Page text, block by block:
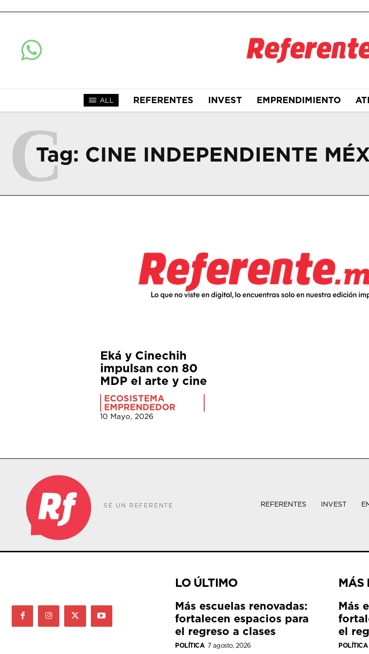
ALL REFERENTES INVEST EMPRENDIMIENTO
Tag: CINE INDEPENDIENTE
C
Eká y Cinechih
impulsan con 80
MDP el arte y cine
ECOSISTEMA
EMPRENDEDOR
10 Mayo, 2026
SÉ UN REFERENTE REFERENTES INVEST
LO ÚLTIMO
Más escuelas renovadas:
fortalecen espacios para
el regreso a clases
POLÍTICA 7 agosto, 2026
MÁS
Más
el
POLÍTICA